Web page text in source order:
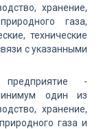
хранение,
газа,
технические
с указанными
предприятие -
один из
хранение,
газа и